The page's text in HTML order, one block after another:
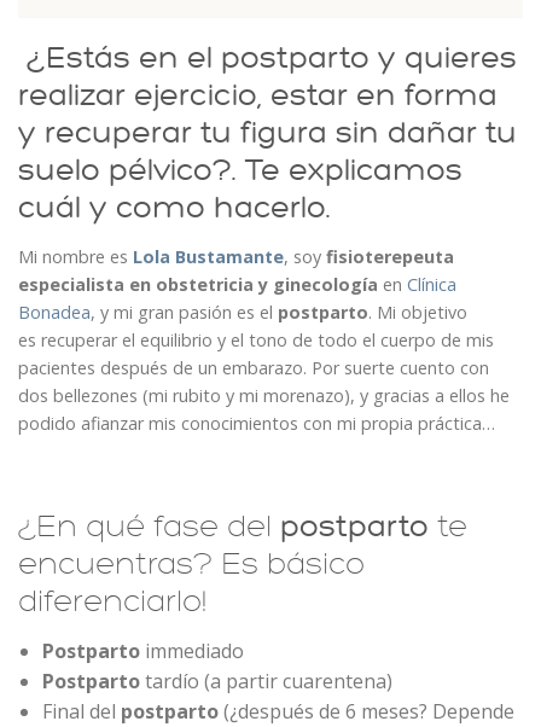
¿Estás en el postparto y quieres
realizar ejercicio, estar en forma
y recuperar tu figura sin dañar tu
suelo pélvico?. Te explicamos
cuál y como hacerlo.
Mi nombre es Lola Bustamante, soy fisioterepeuta
especialista en obstetricia y ginecología en Clínica
Bonadea, y mi gran pasión es el postparto. Mi objetivo
es recuperar el equilibrio y el tono de todo el cuerpo de mis
pacientes después de un embarazo. Por suerte cuento con
dos bellezones (mi rubito y mi morenazo), y gracias a ellos he
podido afianzar mis conocimientos con mi propia práctica…
¿En qué fase del postparto te
encuentras? Es básico
diferenciarlo!
Postparto immediado
Postpartotardío (a partir cuarentena)
Final del postparto(¿después de 6 meses? Depende